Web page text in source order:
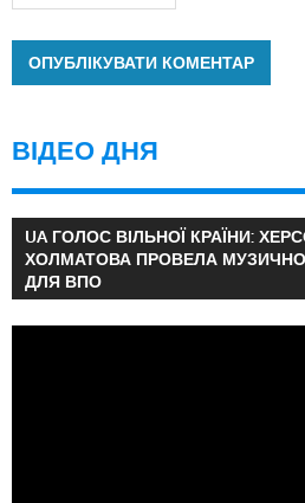
ВІДЕО ДНЯ
UA ГОЛОС ВІЛЬНОЇ КРАЇНИ:
ХОЛМАТОВА ПРОВЕЛА
ДЛЯ ВПО